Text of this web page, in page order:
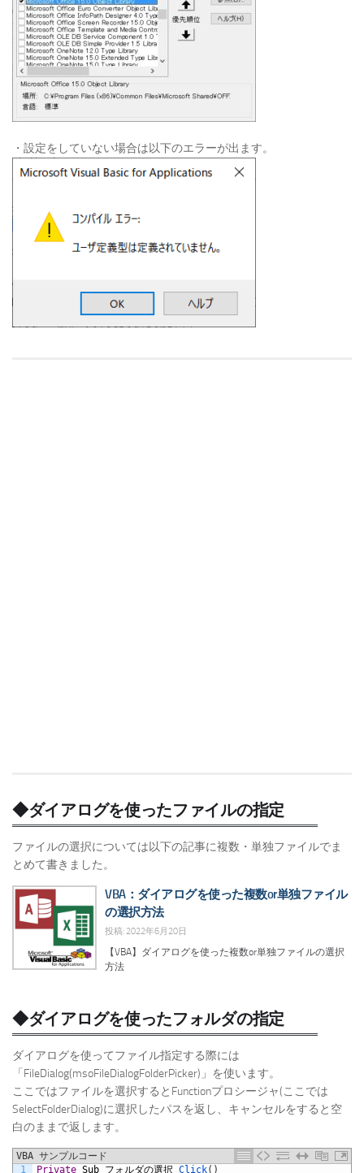
・設定をしていない場合は以下のエラーが出ます。
◆ダイアログを使ったファイルの指定
ファイルの選択については以下の記事に複数・単独ファイルでま
とめて書きました。
VBA：ダイアログを使った複数or単独ファイル
の選択方法
投稿: 2022年6月20日
【VBA】ダイアログを使った複数or単独ファイルの選択
方法
◆ダイアログを使ったフォルダの指定
ダイアログを使ってファイル指定する際には
「FileDialog(msoFileDialogFolderPicker)」を使います。
ここではファイルを選択するとFunctionプロシージャ(ここでは
SelectFolderDialog)に選択したパスを返し、キャンセルをすると空
白のままで返します。
VBA サンプルコード
1
Private Sub フォルダの選択 _Click( )